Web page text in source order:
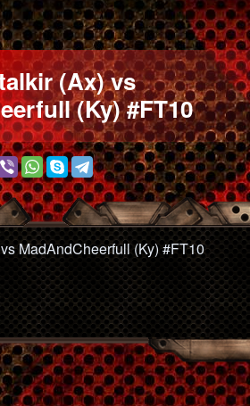
(Ax) vs
(Ky) #FT10
MadAndCheerfull (Ky) #FT10